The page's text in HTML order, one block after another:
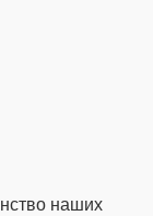
наших